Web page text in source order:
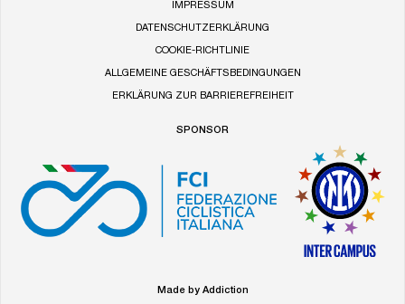
IMPRESSUM
DATENSCHUTZERKLÄRUNG
COOKIE-RICHTLINIE
ALLGEMEINE GESCHÄFTSBEDINGUNGEN
ERKLÄRUNG ZUR BARRIEREFREIHEIT
SPONSOR
Made by Addiction